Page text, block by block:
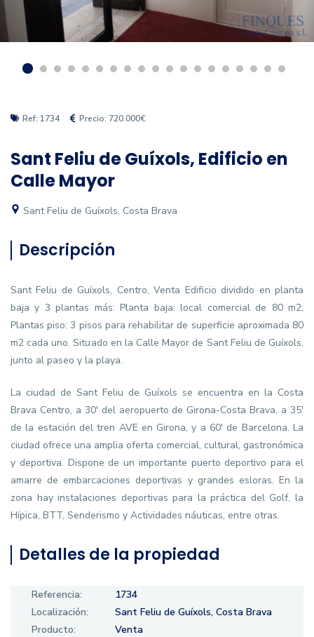
Ref: 1734 Precio: 720.000€
Sant Feliu de Guíxols, Edificio en
Calle Mayor
Sant Feliu de Guíxols, Costa Brava
Descripción
Sant Feliu de Guíxols, Centro, Venta Edificio dividido en planta
baja y 3 plantas más: Planta baja: local comercial de 80 m2;
Plantas piso: 3 pisos para rehabilitar de superficie aproximada 80
m2 cada uno. Situado en la Calle Mayor de Sant Feliu de Guíxols,
junto al paseo y la playa.
La ciudad de Sant Feliu de Guíxols se encuentra en la Costa
Brava Centro, a 30' del aeropuerto de Girona-Costa Brava, a 35'
de la estación del tren AVE en Girona, y a 60' de Barcelona. La
ciudad ofrece una amplia oferta comercial, cultural, gastronómica
y deportiva. Dispone de un importante puerto deportivo para el
amarre de embarcaciones deportivas y grandes esloras. En la
zona hay instalaciones deportivas para la práctica del Golf, la
Hípica, BTT, Senderismo y Actividades náuticas, entre otras.
Detalles de la propiedad
Referencia:
1734
Localización:
Sant Feliu de Guíxols, Costa Brava
Producto:
Venta